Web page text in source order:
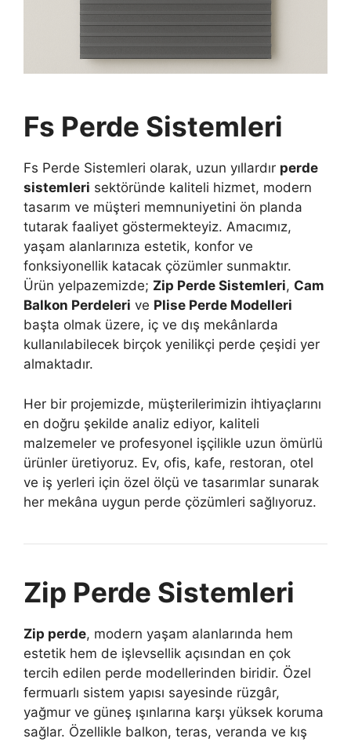
Fs Perde Sistemleri
Fs Perde Sistemleri olarak, uzun yıllardır perde
sistemleri sektöründe kaliteli hizmet, modern
tasarım ve müşteri memnuniyetini ön planda
tutarak faaliyet göstermekteyiz. Amacımız,
yaşam alanlarınıza estetik, konfor ve
fonksiyonellik katacak çözümler sunmaktır.
Ürün yelpazemizde; Zip Perde Sistemleri, Cam
Balkon Perdeleri ve Plise Perde Modelleri
başta olmak üzere, iç ve dış mekânlarda
kullanılabilecek birçok yenilikçi perde çeşidi yer
almaktadır.
Her bir projemizde, müşterilerimizin ihtiyaçlarını
en doğru şekilde analiz ediyor, kaliteli
malzemeler ve profesyonel işçilikle uzun ömürlü
ürünler üretiyoruz. Ev, ofis, kafe, restoran, otel
ve iş yerleri için özel ölçü ve tasarımlar sunarak
her mekâna uygun perde çözümleri sağlıyoruz.
Zip Perde Sistemleri
Zip perde, modern yaşam alanlarında hem
estetik hem de işlevsellik açısından en çok
tercih edilen perde modellerinden biridir. Özel
fermuarlı sistem yapısı sayesinde rüzgâr,
yağmur ve güneş ışınlarına karşı yüksek koruma
sağlar. Özellikle balkon, teras, veranda ve kış